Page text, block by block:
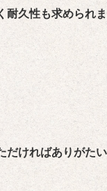
耐久性も求められ
だければありがた